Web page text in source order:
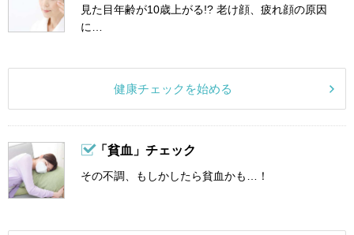
見た目年齢が10歳上がる!? 老け顔、疲れ顔の原因
に…
健康チェックを始める
「貧血」チェック
その不調、もしかしたら貧血かも…！